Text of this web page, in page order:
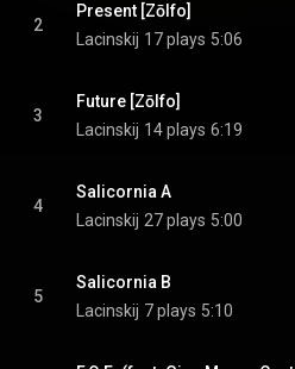
2
Present [Zōlfo]
Lacinskij 17 plays 5:06
3
Future [Zōlfo]
Lacinskij 14 plays 6:19
4
Salicornia A
Lacinskij 27 plays 5:00
5
Salicornia B
Lacinskij 7 plays 5:10